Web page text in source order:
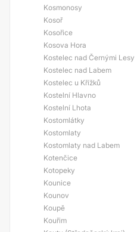
Kosmonosy
Kosoř
Kosořice
Kosova Hora
Kostelec nad Černými Lesy
Kostelec nad Labem
Kostelec u Křížků
Kostelní Hlavno
Kostelní Lhota
Kostomlátky
Kostomlaty
Kostomlaty nad Labem
Kotenčice
Kotopeky
Kounice
Kounov
Koupě
Kouřim